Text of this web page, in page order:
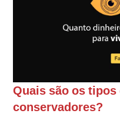
Quais são os
conservadores?